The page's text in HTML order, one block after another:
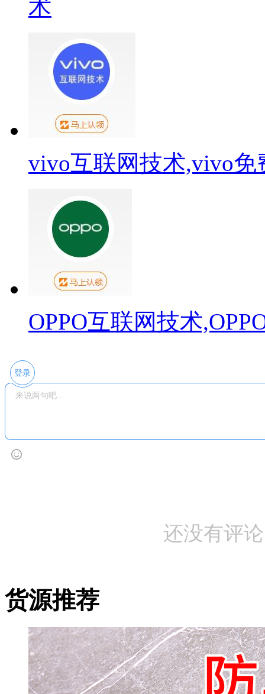
术
vivo互联网技术,vivo免
OPPO互联网技术
登录
还没有评
货源推荐